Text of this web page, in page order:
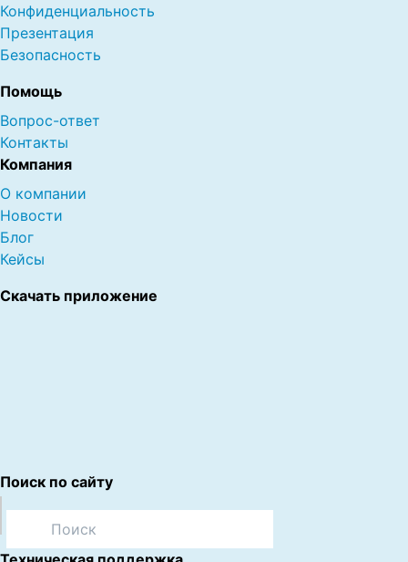
Конфиденциальность
Презентация
Безопасность
Помощь
Вопрос-ответ
Контакты
Компания
О компании
Новости
Блог
Кейсы
Скачать приложение
Поиск по сайту